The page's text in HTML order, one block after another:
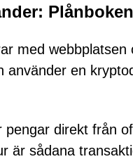
med
använder en
direkt från
är sådana